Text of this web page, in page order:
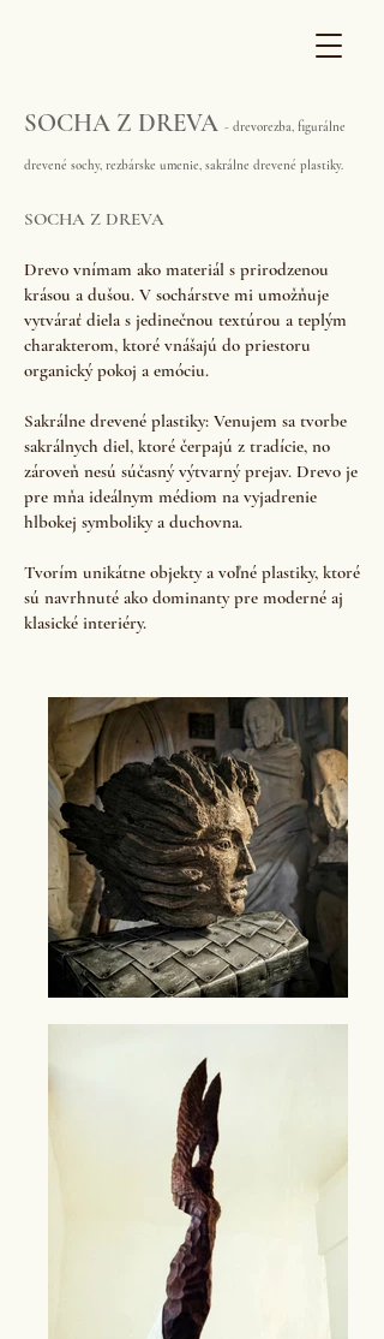
SOCHA Z DREVA - drevorezba, figurálne
drevené sochy, rezbárske umenie, sakrálne drevené plastiky.
SOCHA Z DREVA
Drevo vnímam ako materiál s prirodzenou
krásou a dušou. V sochárstve mi umožňuje
vytvárať diela s jedinečnou textúrou a teplým
charakterom, ktoré vnášajú do priestoru
organický pokoj a emóciu.
Sakrálne drevené plastiky: Venujem sa tvorbe
sakrálnych diel, ktoré čerpajú z tradície, no
zároveň nesú súčasný výtvarný prejav. Drevo je
pre mňa ideálnym médiom na vyjadrenie
hlbokej symboliky a duchovna.
Tvorím unikátne objekty a voľné plastiky, ktoré
sú navrhnuté ako dominanty pre moderné aj
klasické interiéry.